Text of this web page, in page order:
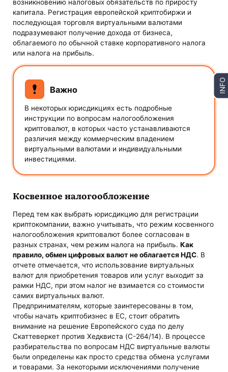
возникновению налоговых обязательств по приросту
капитала. Регистрация европейской криптобиржи и
последующая торговля виртуальными валютами
подразумевают получение дохода от бизнеса,
облагаемого по обычной ставке корпоративного налога
или налога на прибыль.
Важно
В некоторых юрисдикциях есть подробные
инструкции по вопросам налогообложения
криптовалют, в которых часто устанавливаются
различия между коммерческим владением
виртуальными валютами и индивидуальными
инвестициями.
Косвенное налогообложение
Перед тем как выбрать юрисдикцию для регистрации
криптокомпании, важно учитывать, что режим косвенного
налогообложения криптовалют более согласован в
разных странах, чем режим налога на прибыль.Как
правило, обмен цифровых валют не облагается НДС. В
отчете отмечается, что использование виртуальных
валют для приобретения товаров или услуг выходит за
рамки НДС, при этом налог не взимается со стоимости
самих виртуальных валют.
Предпринимателям, которые заинтересованы в том,
чтобы начать криптобизнес в ЕС, стоит обратить
внимание на решение Европейского суда по делу
Скаттеверкет против Хедквиста (C-264/14). В процессе
разбирательства по вопросам НДС виртуальные валюты
были определены как просто средства обмена услугами
и товарами. За некоторыми исключениями получение
INFO